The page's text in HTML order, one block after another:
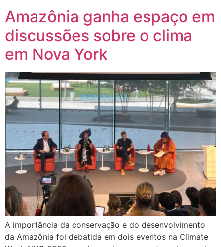
Amazônia ganha espaço em
discussões sobre o clima
em Nova York
A importância da conservação e do desenvolvimento
da Amazônia foi debatida em dois eventos na Climate